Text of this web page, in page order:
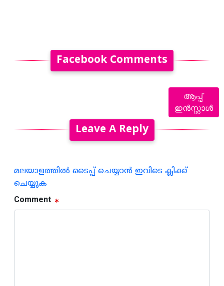
Facebook Comments
Leave A Reply
മലയാളത്തില്‍ ടൈപ്പ് ചെയ്യാന്‍ ഇവിടെ ക്ലിക്ക്
ചെയ്യുക
Comment
ആപ്പ്
ഇൻസ്റ്റാൾ